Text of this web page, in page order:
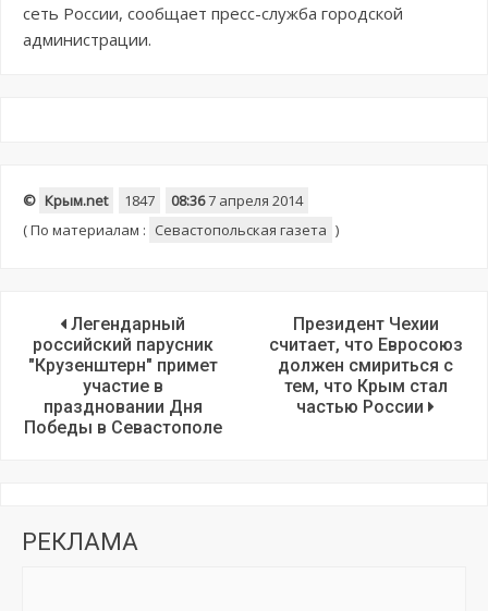
сеть России, сообщает пресс-служба городской
администрации.
© Крым.net 1847 08:367 апреля 2014
(По материалам : Севастопольская газета )
Легендарный
российский парусник
"Крузенштерн" примет
участие в
праздновании Дня
Победы в Севастополе
Президент Чехии
считает, что Евросоюз
должен смириться с
тем, что Крым стал
частью России
РЕКЛАМА